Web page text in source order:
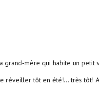
grand-mère qui habite un petit
réveiller tôt en été!… très tôt!